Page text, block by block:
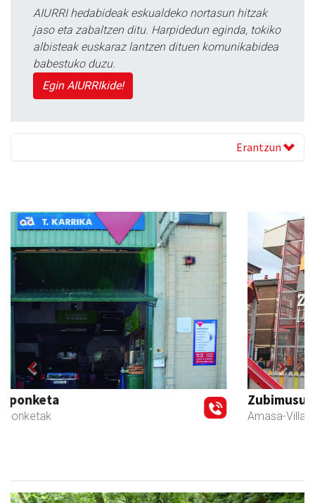
AIURRI hedabideak eskualdeko nortasun hitzak
jaso eta zabaltzen ditu. Harpidedun eginda, tokiko
albisteak euskaraz lantzen dituen komunikabidea
babestuko duzu.
Egin AIURRIkide!
Erantzun
Zubimusu Ikastola
Amasa-Villabona
Previous Next